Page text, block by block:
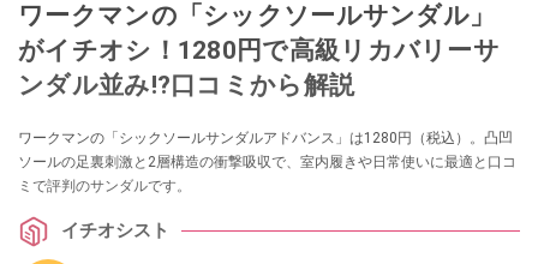
ワークマンの「シックソールサンダル」
がイチオシ！1280円で高級リカバリーサ
ンダル並み!?口コミから解説
ワークマンの「シックソールサンダルアドバンス」は1280円（税込）。凸凹
ソールの足裏刺激と2層構造の衝撃吸収で、室内履きや日常使いに最適と口コ
ミで評判のサンダルです。
イチオシスト